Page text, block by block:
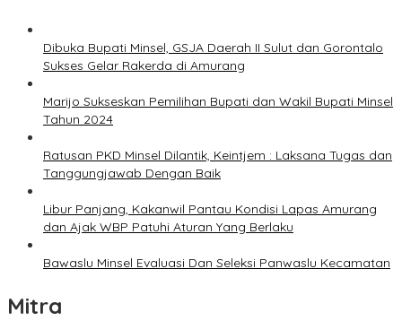
Dibuka Bupati Minsel, GSJA Daerah II Sulut dan Gorontalo
Sukses Gelar Rakerda di Amurang
Marijo Sukseskan Pemilihan Bupati dan Wakil Bupati Minsel
Tahun 2024
Ratusan PKD Minsel Dilantik, Keintjem : Laksana Tugas dan
Tanggungjawab Dengan Baik
Libur Panjang, Kakanwil Pantau Kondisi Lapas Amurang
dan Ajak WBP Patuhi Aturan Yang Berlaku
Bawaslu Minsel Evaluasi Dan Seleksi Panwaslu Kecamatan
Mitra